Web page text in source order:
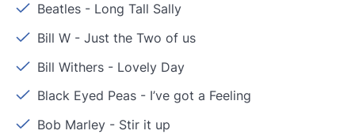
Beatles - Long Tall Sally
Bill W -Just the Two of us
Bill Withers - Lovely Day
Black Eyed Peas - I’ve got a Feeling
Bob Marley - Stir it up